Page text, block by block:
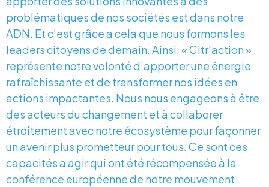
problématiques de nos sociétés est dans notre
ADN. Et c’est grâce a cela que nous formons les
leaders citoyens de demain. Ainsi, « Citr’action »
représente notre volonté d’apporter une énergie
rafraîchissante et de transformer nos idées en
actions impactantes. Nous nous engageons à être
des acteurs du changement et à collaborer
étroitement avec notre écosystème pour façonner
un avenir plus prometteur pour tous. Ce sont ces
capacités a agir qui ont été récompensée à la
conférence européenne de notre mouvement